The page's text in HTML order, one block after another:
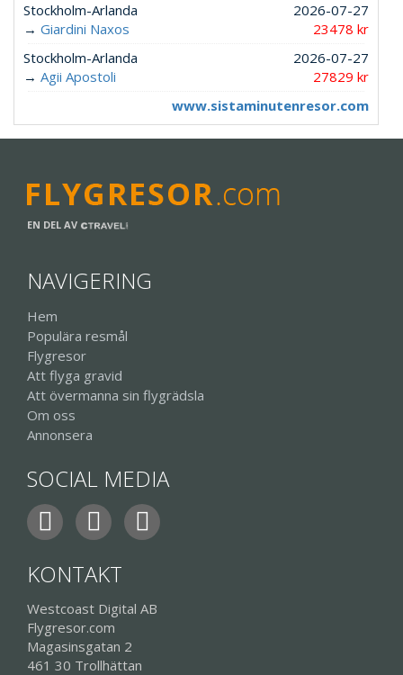
Stockholm-Arlanda
→ Giardini Naxos
2026-07-27
23478 kr
Stockholm-Arlanda
→ Agii Apostoli
2026-07-27
27829 kr
www.sistaminutenresor.com
EN DEL AV
NAVIGERING
Hem
Populära resmål
Flygresor
Att flyga gravid
Att övermanna sin flygrädsla
Om oss
Annonsera
SOCIAL MEDIA
KONTAKT
Westcoast Digital AB
Flygresor.com
Magasinsgatan 2
461 30 Trollhättan